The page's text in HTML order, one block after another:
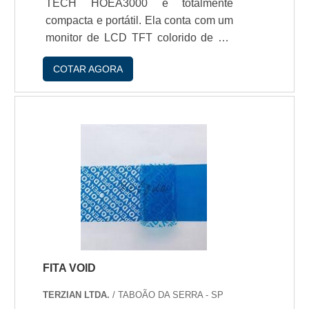
TECH HOEA3000 é totalmente
compacta e portátil. Ela conta com um
monitor de LCD TFT colorido de 5,1
polegadas e uma bateria interna de
longa duraçío com capacidade
autônoma de 400 ciclos completos de
muitos responsáveis pela compra
fusío de fibraóptica preço
COTAR AGORA
FITA VOID
TERZIAN LTDA. / TABOÃO DA SERRA - SP